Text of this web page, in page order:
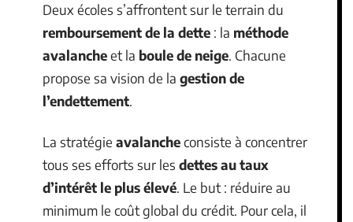
Deux écoles s’affrontent sur le terrain du
remboursement de la dette : la méthode
avalancheet la boule de neige. Chacune
propose sa vision de la gestion de
l’endettement.
La stratégie avalancheconsiste à concentrer
tous ses efforts sur les dettes au taux
d’intérêt le plus élevé. Le but : réduire au
minimum le coût global du crédit. Pour cela, il